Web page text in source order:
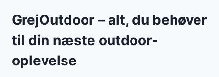
GrejOutdoor – alt, du behøver
til din næste outdoor-
oplevelse